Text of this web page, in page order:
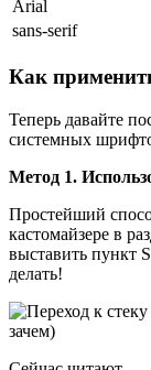
Arial
sans-serif
Как
Теперь давайте
системных
Метод 1.
Простейший
кастомайзере в
выставить пункт
делать!